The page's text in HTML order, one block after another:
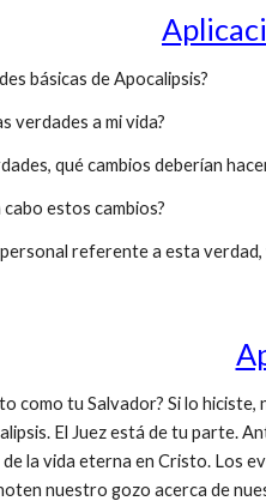
básicas de Apocalipsis?
verdades a mi vida?
qué cambios deberían
estos cambios?
referente a esta verdad,
como tu Salvador? Si lo
El Juez está de tu parte.
la vida eterna en Cristo. Los
nuestro gozo acerca de